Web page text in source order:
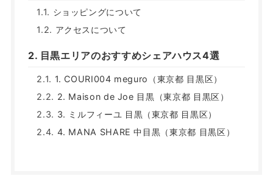
ショッピングについて
アクセスについて
目黒エリアのおすすめシェアハウス4選
1. COURI004 meguro（東京都 目黒区）
2. Maison de Joe 目黒（東京都 目黒区）
3. ミルフィーユ 目黒（東京都 目黒区）
4. MANA SHARE 中目黒（東京都 目黒区）